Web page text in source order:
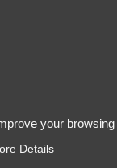
your
Details